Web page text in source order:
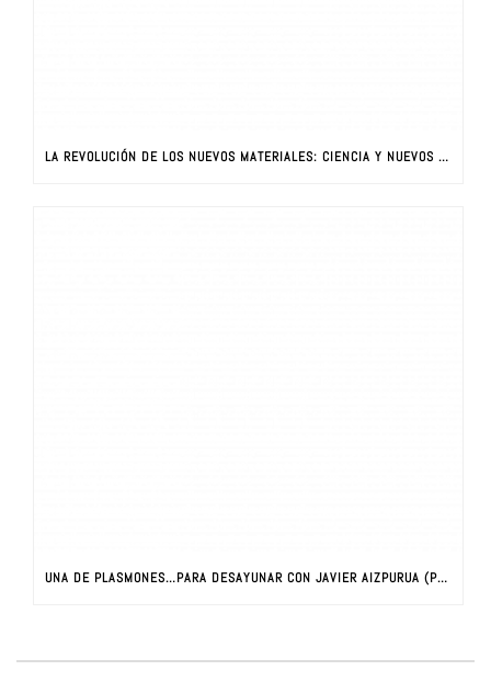
LA REVOLUCIÓN DE LOS NUEVOS MATERIALES: CIENCIA Y NUEVOS MATERIALES
UNA DE PLASMONES…PARA DESAYUNAR CON JAVIER AIZPURUA (PARTE I)